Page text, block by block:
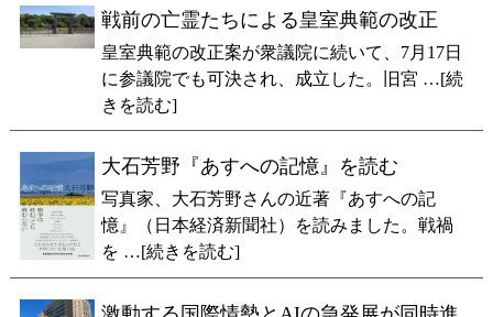
戦前の亡霊たちによる皇室典範の改正
皇室典範の改正案が衆議院に続いて、7月17日
に参議院でも可決され、成立した。旧宮 …[続
きを読む]
大石芳野『あすへの記憶』を読む
写真家、大石芳野さんの近著『あすへの記
憶』（日本経済新聞社）を読みました。戦禍
を …[続きを読む]